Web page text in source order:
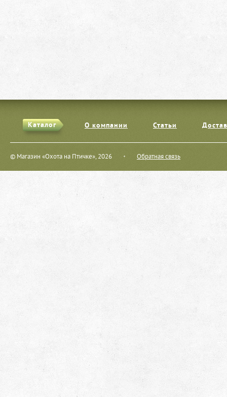
Каталог О компании Статьи
© Магазин «Охота на Птичке», 2026 Обратная связь